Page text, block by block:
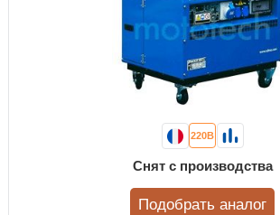
220В
Снят с производства
Подобрать аналог